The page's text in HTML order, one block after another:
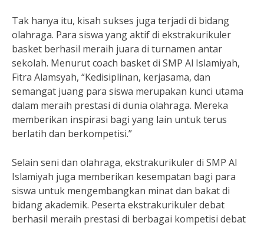
Tak hanya itu, kisah sukses juga terjadi di bidang
olahraga. Para siswa yang aktif di ekstrakurikuler
basket berhasil meraih juara di turnamen antar
sekolah. Menurut coach basket di SMP Al Islamiyah,
Fitra Alamsyah, “Kedisiplinan, kerjasama, dan
semangat juang para siswa merupakan kunci utama
dalam meraih prestasi di dunia olahraga. Mereka
memberikan inspirasi bagi yang lain untuk terus
berlatih dan berkompetisi.”
Selain seni dan olahraga, ekstrakurikuler di SMP Al
Islamiyah juga memberikan kesempatan bagi para
siswa untuk mengembangkan minat dan bakat di
bidang akademik. Peserta ekstrakurikuler debat
berhasil meraih prestasi di berbagai kompetisi debat